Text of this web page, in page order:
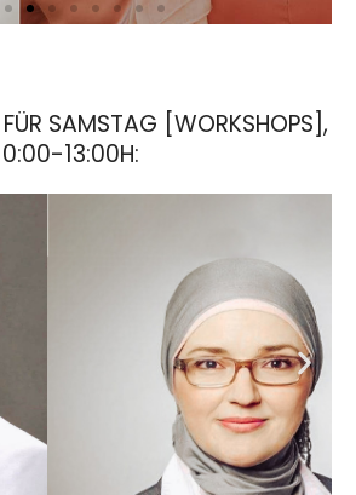
SAMSTAG [WORKSHOPS],
13:00H: